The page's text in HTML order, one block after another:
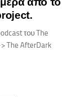
του The
The AfterDark